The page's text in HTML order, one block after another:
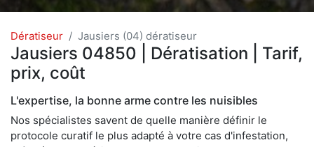
Dératiseur Jausiers (04) dératiseur
Jausiers 04850 | Dératisation | Tarif,
prix, coût
L'expertise, la bonne arme contre les nuisibles
Nos spécialistes savent de quelle manière définir le
protocole curatif le plus adapté à votre cas d'infestation,